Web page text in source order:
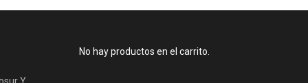
No hay productos en el carrito.